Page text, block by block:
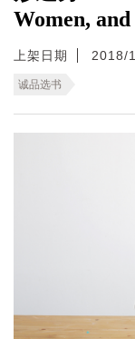
Women,
上架日期 2018/
诚品选书